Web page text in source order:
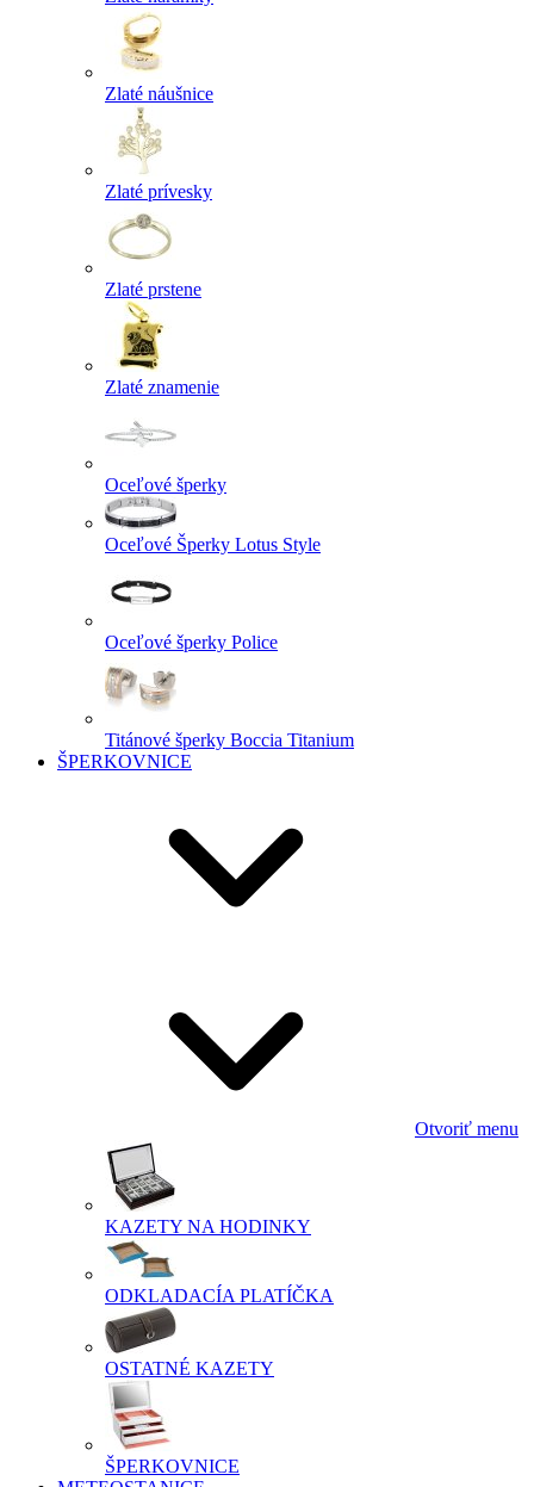
Zlaté náušnice
Zlaté prívesky
Zlaté prstene
Zlaté znamenie
Oceľové šperky
Oceľové Šperky Lotus Style
Oceľové šperky Police
Titánové šperky Boccia Titanium
ŠPERKOVNICE
Otvoriť menu
KAZETY NA HODINKY
ODKLADACÍA PLATÍČKA
OSTATNÉ KAZETY
ŠPERKOVNICE